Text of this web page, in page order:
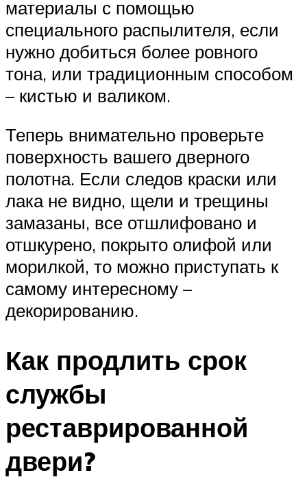
материалы с помощью
специального распылителя, если
нужно добиться более ровного
тона, или традиционным способом
– кистью и валиком.
Теперь внимательно проверьте
поверхность вашего дверного
полотна. Если следов краски или
лака не видно, щели и трещины
замазаны, все отшлифовано и
отшкурено, покрыто олифой или
морилкой, то можно приступать к
самому интересному –
декорированию.
Как продлить срок
службы
реставрированной
двери?